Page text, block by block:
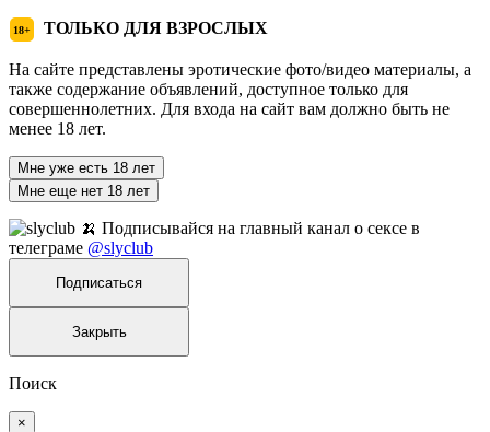
18+ ТОЛЬКО ДЛЯ ВЗРОСЛЫХ
На сайте представлены эротические фото/видео материалы, а
также содержание объявлений, доступное только для
совершеннолетних. Для входа на сайт вам должно быть не
менее 18 лет.
Мне уже есть 18 лет
Мне еще нет 18 лет
🍌 Подписывайся на главный канал о сексе в
телеграме @slyclub
Подписаться
Закрыть
Поиск
×